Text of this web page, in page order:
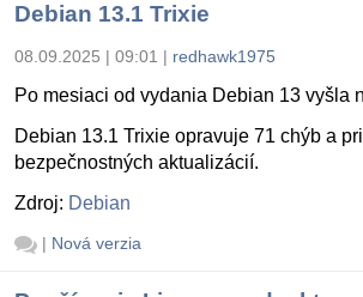
Debian 13.1 Trixie
08.09.2025 | 09:01 | redhawk1975
Po mesiaci od vydania Debian 13 vyšla
Debian 13.1 Trixie opravuje 71 chýb a
bezpečnostných aktualizácií.
Zdroj: Debian
| Nová verzia